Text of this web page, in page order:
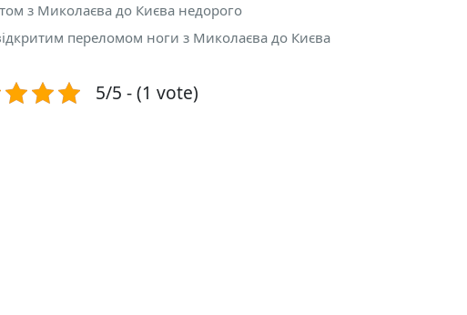
з Миколаєва до Києва недорого
переломом ноги з Миколаєва до Києва
5/5 - (1 vote)